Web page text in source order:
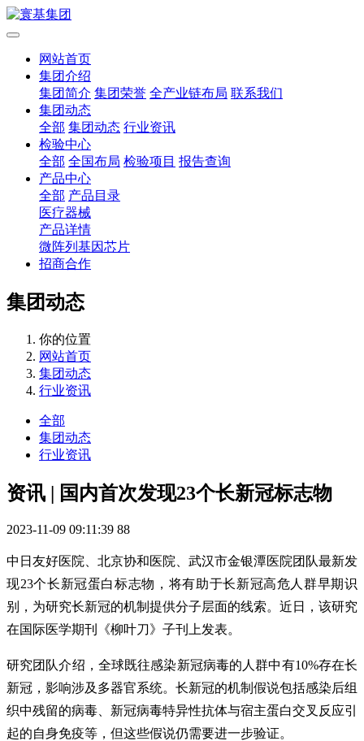
网站首页
集团介绍
集团简介 集团荣誉 全产业链布局 联系我们
集团动态
全部 集团动态 行业资讯
检验中心
全部 全国布局 检验项目 报告查询
产品中心
全部 产品目录
医疗器械
产品详情
微阵列基因芯片
招商合作
集团动态
你的位置
网站首页
集团动态
行业资讯
全部
集团动态
行业资讯
资讯 | 国内首次发现23个长新冠标志物
2023-11-09 09:11:39 88
中日友好医院、北京协和医院、武汉市金银潭医院团队最新发
现23个长新冠蛋白标志物，将有助于长新冠高危人群早期识
别，为研究长新冠的机制提供分子层面的线索。近日，该研究
在国际医学期刊《柳叶刀》子刊上发表。
研究团队介绍，全球既往感染新冠病毒的人群中有10%存在长
新冠，影响涉及多器官系统。长新冠的机制假说包括感染后组
织中残留的病毒、新冠病毒特异性抗体与宿主蛋白交叉反应引
起的自身免疫等，但这些假说仍需要进一步验证。